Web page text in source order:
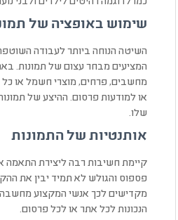
שימוש באופציה של
השיטה הנוחה ביותר לעבודה
המציעים מבחר עצום של תמונות.
מחשבים, פרחים, מוצרי חשמל או כל
או למודעות פרסום. ההיצע של
שלו.
אותנטיות של התמונות
קיימת חשיבות רבה ליצירת התאמה
פספוס והגולש לא תמיד יבין את
מקדישים לכך אנשי המקצוע מחשבה
הנכונות לכל אתר או לכל פרסום.